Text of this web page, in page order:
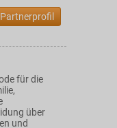
für die
über
und